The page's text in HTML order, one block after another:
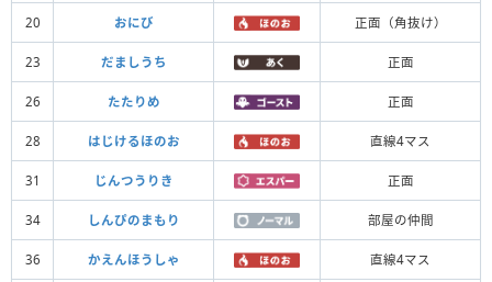
20 おにび 正面（角抜け）
23 だましうち 正面
26 たたりめ 正面
28 はじけるほのお 直線4マス
31 じんつうりき 正面
34 しんぴのまもり 部屋の仲間
36 かえんほうしゃ 直線4マス